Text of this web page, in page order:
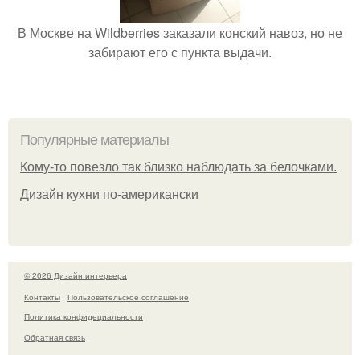
В Москве на Wildberries заказали конский навоз, но не
забирают его с пункта выдачи.
Популярные материалы
Кому-то повезло так близко наблюдать за белочками.
Дизайн кухни по-американски
© 2026 Дизайн интерьера
Контакты
Пользовательское соглашение
Политика конфидециальности
Обратная связь